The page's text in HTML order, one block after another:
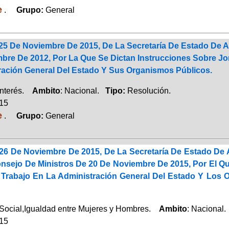
. Grupo: General
De Noviembre De 2015, De La Secretaría De Estado
De 2012, Por La Que Se Dictan Instrucciones Sobre
General Del Estado Y Sus Organismos Públicos.
Ambito: Nacional. Tipo: Resolución.
. Grupo: General
De Noviembre De 2015, De La Secretaría De Estado
De Ministros De 20 De Noviembre De 2015, Por El
En La Administración General Del Estado Y Los
entre Mujeres y Hombres. Ambito: